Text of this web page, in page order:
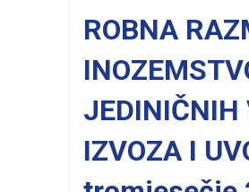
ROBNA
JEDINIČNIH
IZVOZA I